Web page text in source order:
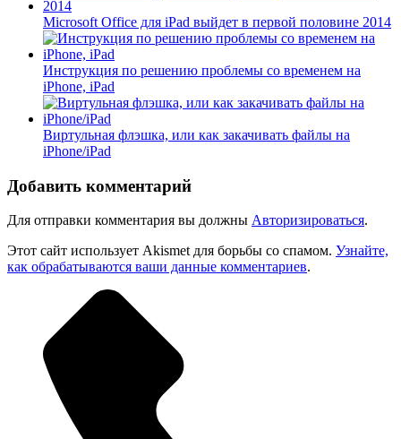
Microsoft Office для iPad выйдет в первой половине 2014
Инструкция по решению проблемы со временем на
iPhone, iPad
Виртульная флэшка, или как закачивать файлы на
iPhone/iPad
Добавить комментарий
Для отправки комментария вы должны Авторизироваться.
Этот сайт использует Akismet для борьбы со спамом. Узнайте,
как обрабатываются ваши данные комментариев.